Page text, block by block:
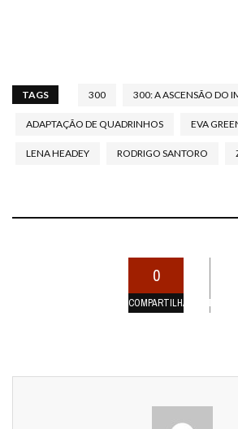
TAGS 300 300: A ASCENSÃO DO
ADAPTAÇÃO DE QUADRINHOS EVA
LENA HEADEY RODRIGO SANTORO
0
COMPARTILHAMENTOS